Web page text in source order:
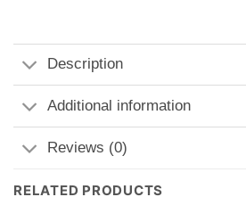
Description
Additional information
Reviews (0)
RELATED PRODUCTS